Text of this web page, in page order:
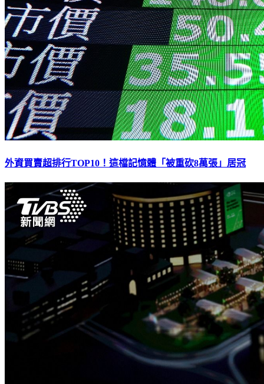
外資買賣超排行TOP10！這檔記憶體「被重砍8萬張」居冠